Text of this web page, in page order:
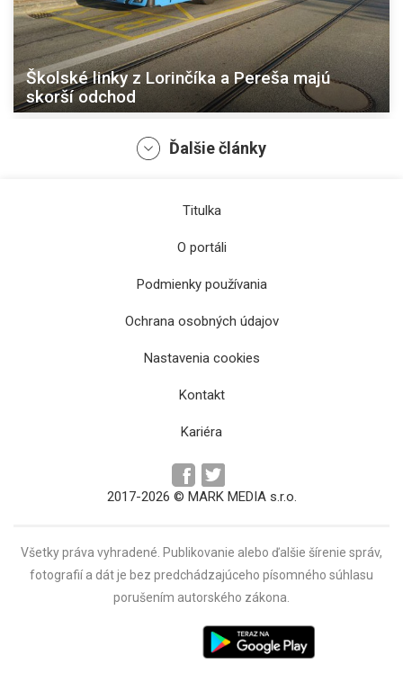
Školské linky z Lorinčíka a Pereša majú
skorší odchod
Zastávku Grunt nahradila dočasná zastávka
Grunt – na kopci
Ďalšie články
Titulka
O portáli
Podmienky používania
Ochrana osobných údajov
Nastavenia cookies
Kontakt
Kariéra
2017-2026 © MARK MEDIA s.r.o.
Všetky práva vyhradené. Publikovanie alebo ďalšie šírenie správ,
fotografií a dát je bez predchádzajúceho písomného súhlasu
porušením autorského zákona.